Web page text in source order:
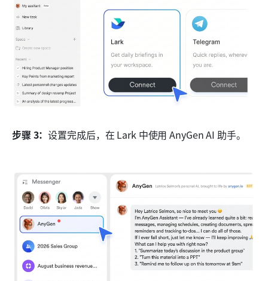
步骤 3：设置完成后，在 Lark 中使用 AnyGen AI 助手。